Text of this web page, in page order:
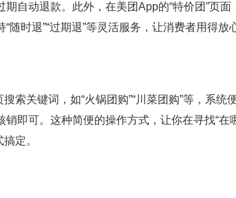
自动退款。此外，在美团App的“特价团”页
时退”“过期退”等灵活服务，让消费者用得放
关键词，如“火锅团购”“川菜团购”等，系统
即可。这种简便的操作方式，让你在寻找“在
定。